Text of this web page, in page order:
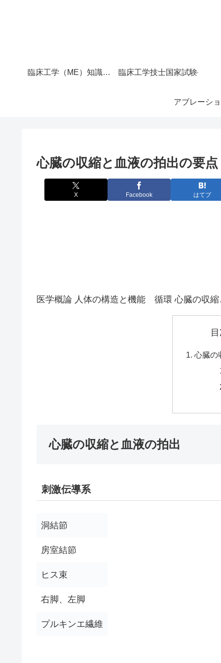
臨床工学（ME）知識マップ｜サイト全体の目次 臨床工学技士国家試験
アブレーシ
心臓の収縮と血液の拍出の要点
X Facebook はてブ
医学概論 人体の構造と機能 循環 心臓の収縮
心臓の
心臓の収縮と血液の拍出
刺激伝導系
洞結節
房室結節
ヒス束
右脚、左脚
プルキンエ繊維